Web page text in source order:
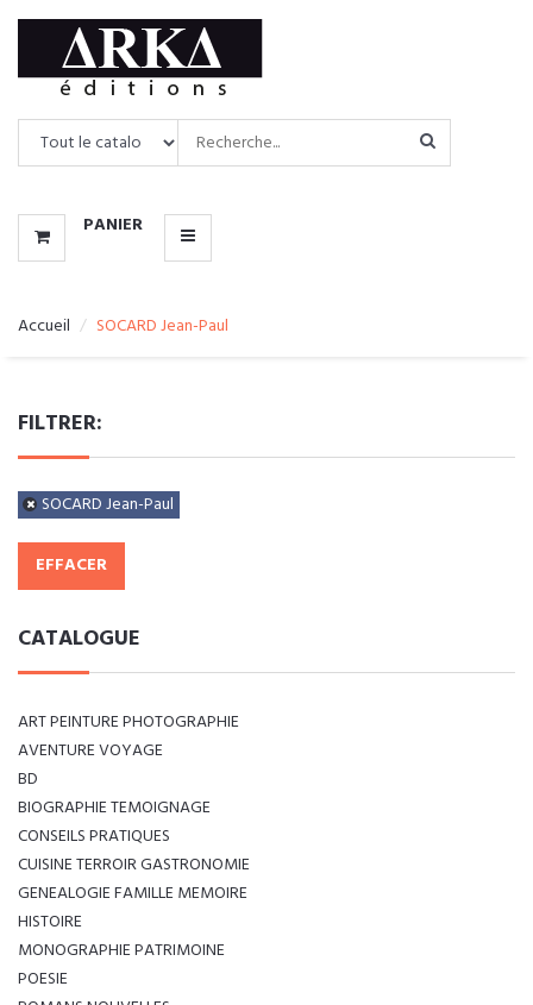
PANIER
CATALOGUE
MENU
Accueil SOCARD Jean-Paul
FILTRER:
SOCARD Jean-Paul
EFFACER
CATALOGUE
ART PEINTURE PHOTOGRAPHIE
AVENTURE VOYAGE
BD
BIOGRAPHIE TEMOIGNAGE
CONSEILS PRATIQUES
CUISINE TERROIR GASTRONOMIE
GENEALOGIE FAMILLE MEMOIRE
HISTOIRE
MONOGRAPHIE PATRIMOINE
POESIE